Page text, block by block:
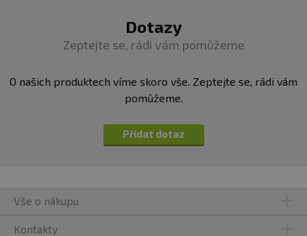
Dotazy
Zeptejte se, rádi vám pomůžeme
O našich produktech víme skoro vše. Zeptejte se, rádi vám
pomůžeme.
Přidat dotaz
Vše o nákupu
Kontakty